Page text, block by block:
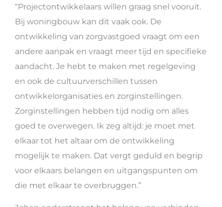
“Projectontwikkelaars willen graag snel vooruit.
Bij woningbouw kan dit vaak ook. De
ontwikkeling van zorgvastgoed vraagt om een
andere aanpak en vraagt meer tijd en specifieke
aandacht. Je hebt te maken met regelgeving
en ook de cultuurverschillen tussen
ontwikkelorganisaties en zorginstellingen.
Zorginstellingen hebben tijd nodig om alles
goed te overwegen. Ik zeg altijd: je moet met
elkaar tot het altaar om de ontwikkeling
mogelijk te maken. Dat vergt geduld en begrip
voor elkaars belangen en uitgangspunten om
die met elkaar te overbruggen.”